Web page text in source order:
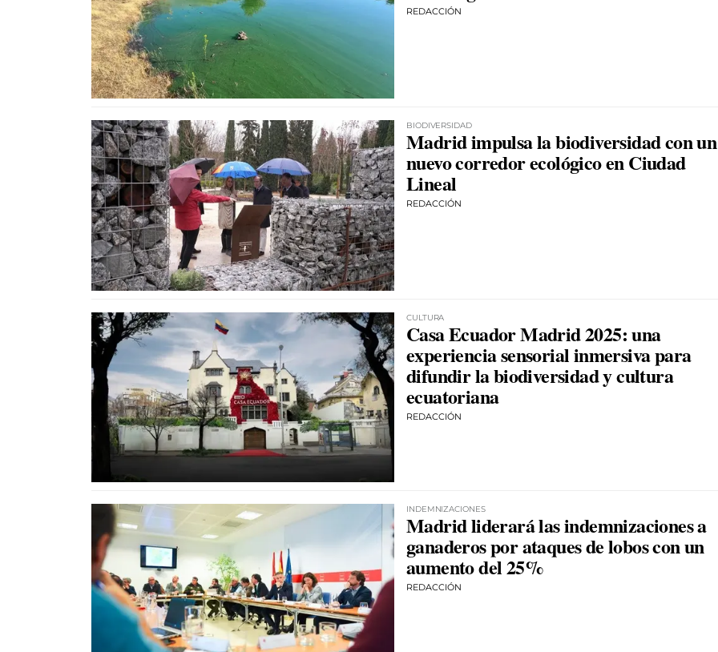
REDACCIÓN
BIODIVERSIDAD
Madrid impulsa la biodiversidad con un
nuevo corredor ecológico en Ciudad
Lineal
REDACCIÓN
CULTURA
Casa Ecuador Madrid 2025: una
experiencia sensorial inmersiva para
difundir la biodiversidad y cultura
ecuatoriana
REDACCIÓN
INDEMNIZACIONES
Madrid liderará las indemnizaciones a
ganaderos por ataques de lobos con un
aumento del 25%
REDACCIÓN